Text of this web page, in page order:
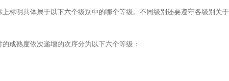
明具体属于以下六个级别中的哪个等级。不同级别还要遵守各级别关
熟度依次递增的次序分为以下六个等级：